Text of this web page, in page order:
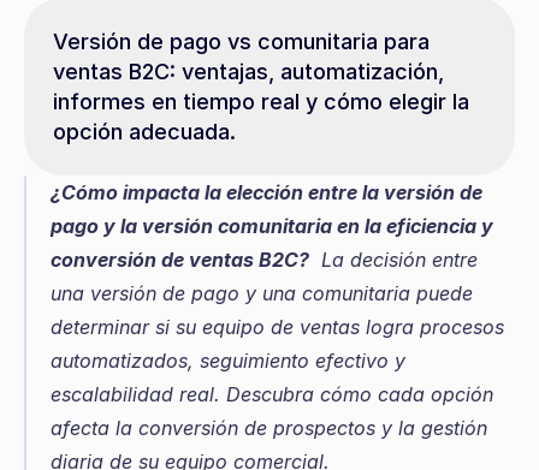
Versión de pago vs comunitaria para
ventas B2C: ventajas, automatización,
informes en tiempo real y cómo elegir la
opción adecuada.
¿Cómo impacta la elección entre la versión de
pago y la versión comunitaria en la eficiencia y
conversión de ventas B2C?
  La decisión entre
una versión de pago y una comunitaria puede
determinar si su equipo de ventas logra procesos
automatizados, seguimiento efectivo y
escalabilidad real. Descubra cómo cada opción
afecta la conversión de prospectos y la gestión
diaria de su equipo comercial.